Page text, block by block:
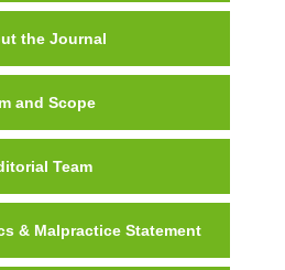
the Journal
and Scope
Team
& Malpractice Statement